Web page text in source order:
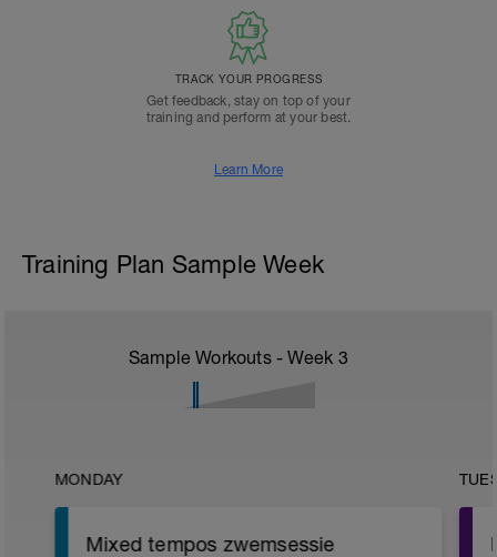
TRACK YOUR PROGRESS
Get feedback, stay on top of your
training and perform at your best.
Learn More
Training Plan Sample Week
Sample Workouts - Week 3
MONDAY
Mixed tempos zwemsessie